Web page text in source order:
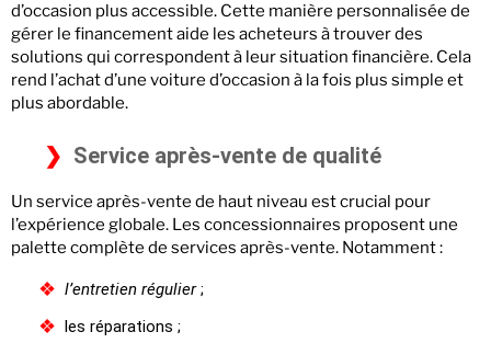
d’occasion plus accessible. Cette manière personnalisée de
gérer le financement aide les acheteurs à trouver des
solutions qui correspondent à leur situation financière. Cela
rend l’achat d’une voiture d’occasion à la fois plus simple et
plus abordable.
Service après-vente de qualité
Un service après-vente de haut niveau est crucial pour
l’expérience globale. Les concessionnaires proposent une
palette complète de services après-vente. Notamment :
l’entretien régulier;
les réparations ;